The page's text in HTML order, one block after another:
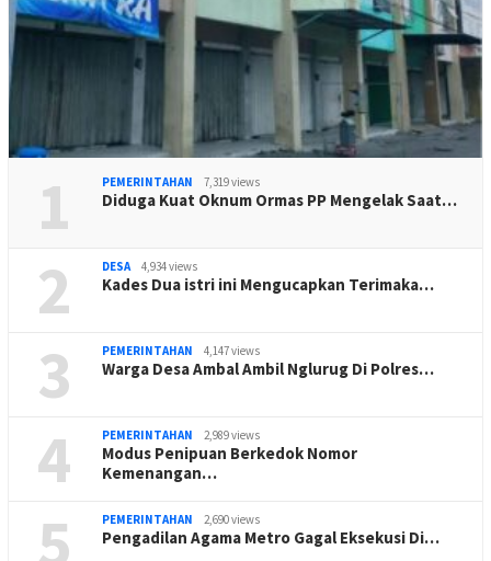
1 PEMERINTAHAN 7,319 views
Diduga Kuat Oknum Ormas PP Mengelak Saat…
2 DESA 4,934 views
Kades Dua istri ini Mengucapkan Terimaka…
3 PEMERINTAHAN 4,147 views
Warga Desa Ambal Ambil Nglurug Di Polres…
4 PEMERINTAHAN 2,989 views
Modus Penipuan Berkedok Nomor
Kemenangan…
5 PEMERINTAHAN 2,690 views
Pengadilan Agama Metro Gagal Eksekusi Di…